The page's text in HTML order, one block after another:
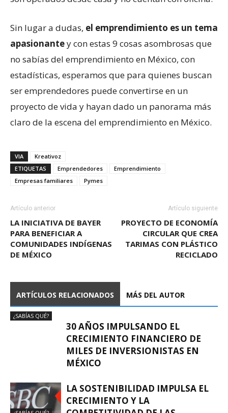
Sin lugar a dudas, el emprendimiento es un tema
apasionantey con estas 9 cosas asombrosas que
no sabías del emprendimiento en México, con
estadísticas, esperamos que para quienes buscan
ser emprendedores puede convertirse en un
proyecto de vida y hayan dado un panorama más
claro de la escena del emprendimiento en México.
VIA
Kreativoz
ETIQUETAS
Emprendedores
Emprendimiento
Empresas familiares
Pymes
Artículo anterior
LA INICIATIVA DE BAYER
PARA BENEFICIAR A
COMUNIDADES INDÍGENAS
DE MÉXICO
Artículo siguiente
PROYECTO DE ECONOMÍA
CIRCULAR QUE CREA
TARIMAS CON PLÁSTICO
RECICLADO
ARTÍCULOS RELACIONADOS MÁS DEL AUTOR
¿SABÍAS QUÉ?
30 AÑOS IMPULSANDO EL
CRECIMIENTO FINANCIERO DE
MILES DE INVERSIONISTAS EN
MÉXICO
LA SOSTENIBILIDAD IMPULSA EL
CRECIMIENTO Y LA